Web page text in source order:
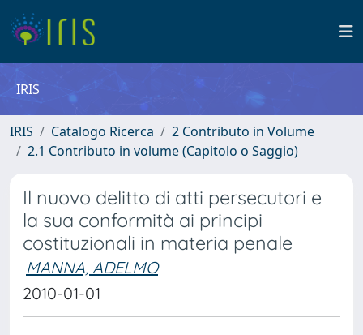
IRIS
IRIS Catalogo Ricerca
2 Contributo in Volume
2.1 Contributo in volume (Capitolo o Saggio)
Il nuovo delitto di atti persecutori e
la sua conformità ai principi
costituzionali in materia penale
MANNA, ADELMO
2010-01-01